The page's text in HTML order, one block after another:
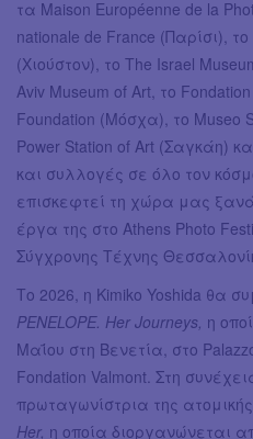
τα Maison Européenne de la
nationale de France (Παρίσι),
(Χιούστον), το The Israel
Aviv Museum of Art, το
Foundation (Μόσχα), το Museo
Power Station of Art (Σαγκάη)
και συλλογές σε όλο τον
επισκεφτεί τη χώρα μας
έργα της στο Athens Photo
Σύγχρονης Τέχνης
Το 2026, η Kimiko Yoshida θα
PENELOPE. Her Journeys, η
Μαΐου στη Βενετία, στο
Fondation Valmont. Στη
πρωταγωνίστρια της
Her, η οποία διοργανώνεται